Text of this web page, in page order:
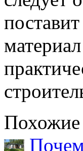
Похожие